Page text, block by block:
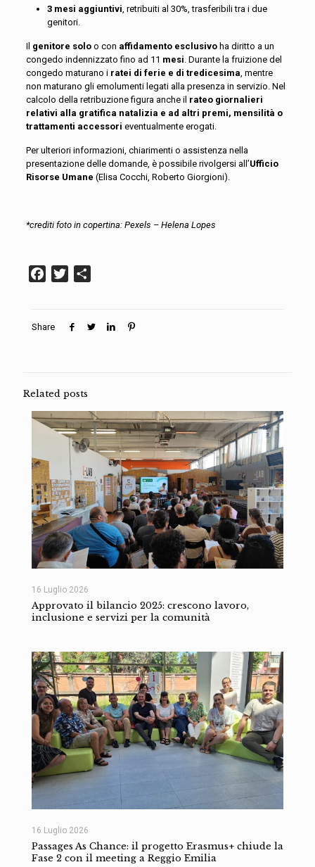
3 mesi aggiuntivi, retribuiti al 30%, trasferibili tra i due
genitori.
Il genitore soloo con affidamento esclusivoha diritto a un
congedo indennizzato fino ad 11 mesi. Durante la fruizione del
congedo maturano i ratei di ferie e di tredicesima, mentre
non maturano gli emolumenti legati alla presenza in servizio. Nel
calcolo della retribuzione figura anche il rateo giornalieri
relativi alla gratifica natalizia e ad altri premi, mensilità o
trattamenti accessori eventualmente erogati.
Per ulteriori informazioni, chiarimenti o assistenza nella
presentazione delle domande, è possibile rivolgersi all’Ufficio
Risorse Umane (Elisa Cocchi, Roberto Giorgioni).
*crediti foto in copertina: Pexels – Helena Lopes
Facebook
Twitter
Share
Related posts
16 Luglio 2026
Approvato il bilancio 2025: crescono lavoro,
inclusione e servizi per la comunità
16 Luglio 2026
Passages As Chance: il progetto Erasmus+ chiude la
Fase 2 con il meeting a Reggio Emilia